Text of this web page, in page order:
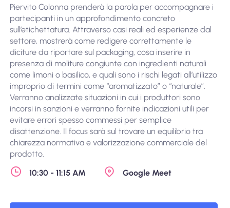
Piervito Colonna prenderà la parola per accompagnare i
partecipanti in un approfondimento concreto
sull’etichettatura. Attraverso casi reali ed esperienze dal
settore, mostrerà come redigere correttamente le
diciture da riportare sul packaging, cosa inserire in
presenza di moliture congiunte con ingredienti naturali
come limoni o basilico, e quali sono i rischi legati all’utilizzo
improprio di termini come “aromatizzato” o “naturale”.
Verranno analizzate situazioni in cui i produttori sono
incorsi in sanzioni e verranno fornite indicazioni utili per
evitare errori spesso commessi per semplice
disattenzione. Il focus sarà sul trovare un equilibrio tra
chiarezza normativa e valorizzazione commerciale del
prodotto.
10:30 - 11:15 AM
Google Meet